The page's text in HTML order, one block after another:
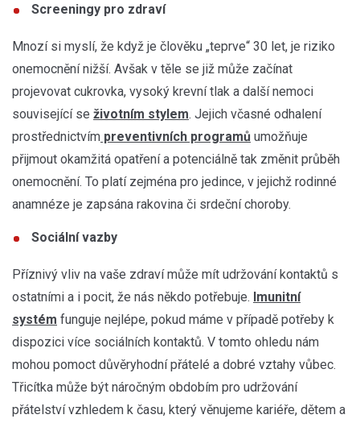
Screeningy pro zdraví
Mnozí si myslí, že když je člověku „teprve“ 30 let, je riziko
onemocnění nižší. Avšak v těle se již může začínat
projevovat cukrovka, vysoký krevní tlak a další nemoci
související se životním stylem. Jejich včasné odhalení
prostřednictvím preventivních programů umožňuje
přijmout okamžitá opatření a potenciálně tak změnit průběh
onemocnění. To platí zejména pro jedince, v jejichž rodinné
anamnéze je zapsána rakovina či srdeční choroby.
Sociální vazby
Příznivý vliv na vaše zdraví může mít udržování kontaktů s
ostatními a i pocit, že nás někdo potřebuje. Imunitní
systém funguje nejlépe, pokud máme v případě potřeby k
dispozici více sociálních kontaktů. V tomto ohledu nám
mohou pomoct důvěryhodní přátelé a dobré vztahy vůbec.
Třicítka může být náročným obdobím pro udržování
přátelství vzhledem k času, který věnujeme kariéře, dětem a